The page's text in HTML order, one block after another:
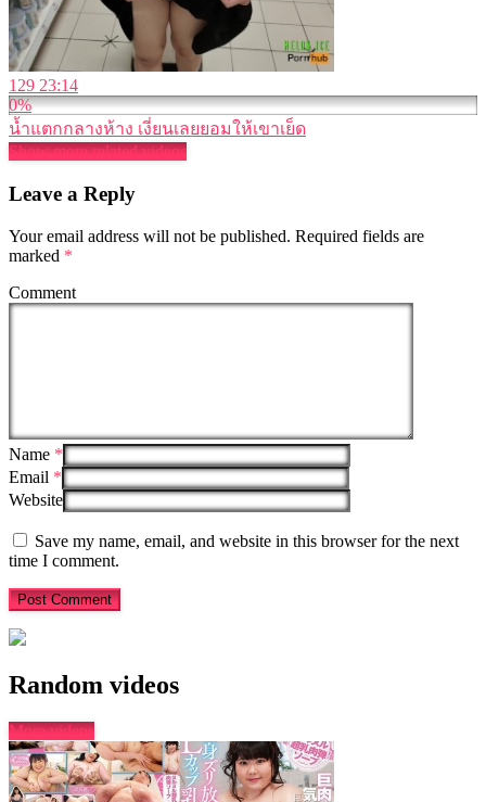
129 23:14
0%
น้ำแตกกลางห้าง เงี่ยนเลยยอมให้เขาเย็ด
Show more related videos
Leave a Reply
Your email address will not be published. Required fields are
marked *
Comment
Name *
Email *
Website
Save my name, email, and website in this browser for the next
time I comment.
Random videos
More videos